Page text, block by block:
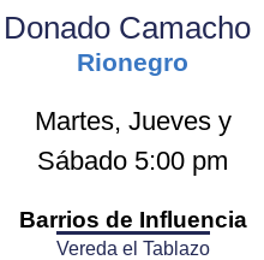
Donado Camacho
Rionegro
Martes, Jueves y
Sábado 5:00 pm
Barrios de Influencia
Vereda el Tablazo